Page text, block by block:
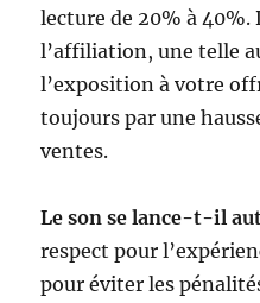
lecture de 20% à 40%.
l’affiliation, une telle
l’exposition à votre
toujours par une
ventes.
Le son se lance-t-il
respect pour
pour éviter les